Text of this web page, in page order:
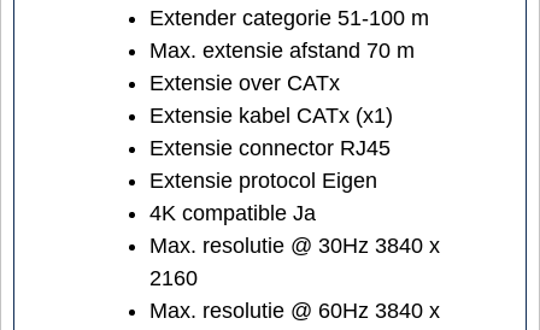
Extender categorie 51-100 m
Max. extensie afstand 70 m
Extensie over CATx
Extensie kabel CATx (x1)
Extensie connector RJ45
Extensie protocol Eigen
4K compatible Ja
Max. resolutie @ 30Hz 3840 x
2160
Max. resolutie @ 60Hz 3840 x